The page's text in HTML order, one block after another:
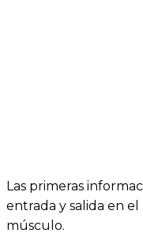
Las primeras
entrada y salida en
músculo.